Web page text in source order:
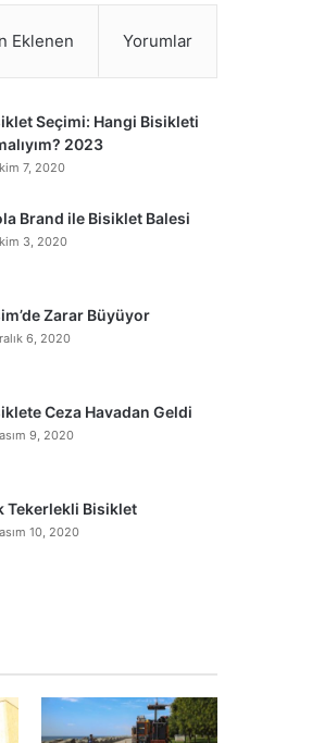
Eklenen Yorumlar
Seçimi: Hangi Bisikleti
2023
7, 2020
Brand ile Bisiklet Balesi
3, 2020
Zarar Büyüyor
6, 2020
Ceza Havadan Geldi
9, 2020
Tekerlekli Bisiklet
10, 2020